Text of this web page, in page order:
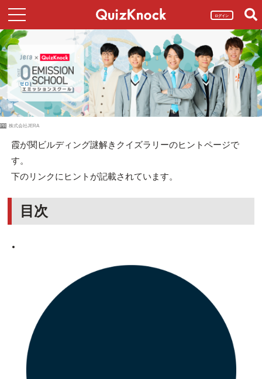
ログイン
PR 株式会社JERA
霞が関ビルディング謎解きクイズラリーのヒントページで
す。
下のリンクにヒントが記載されています。
目次